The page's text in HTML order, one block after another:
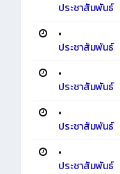
ประชาสัมพันธ์
•
ประชาสัมพันธ์
•
ประชาสัมพันธ์
•
ประชาสัมพันธ์
•
ประชาสัมพันธ์